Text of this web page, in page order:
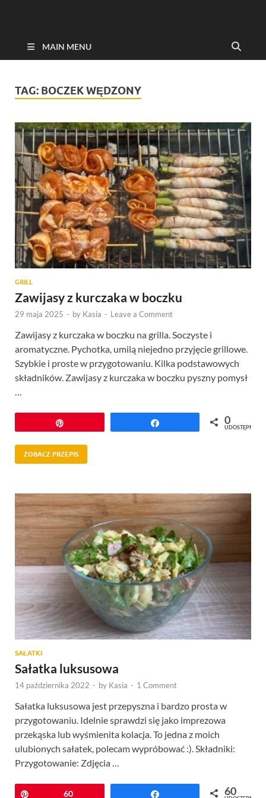
MAIN MENU
TAG: BOCZEK WĘDZONY
GRILL
Zawijasy z kurczaka w boczku
29 maja 2025 - by Kasia - Leave a Comment
Zawijasy z kurczaka w boczku na grilla. Soczyste i
aromatyczne. Pychotka, umilą niejedno przyjęcie grillowe.
Szybkie i proste w przygotowaniu. Kilka podstawowych
składników. Zawijasy z kurczaka w boczku pyszny pomysł
0
UDOSTĘPNIEŃ
ZOBACZ PRZEPIS
SAŁATKI
Sałatka luksusowa
14 października 2022 - by Kasia - 1 Comment
Sałatka luksusowa jest przepyszna i bardzo prosta w
przygotowaniu. Idelnie sprawdzi się jako imprezowa
przekąska lub wyśmienita kolacja. To jedna z moich
ulubionych sałatek, polecam wypróbować :). Składniki:
Przygotowanie: Zdjęcia …
Przypnij60 60